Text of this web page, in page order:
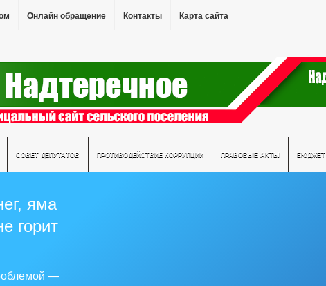
Онлайн обращение Контакты Карта сайта
СОВЕТ ДЕПУТАТОВ ПРОТИВОДЕЙСТВИЕ КОРРУПЦИИ ПРАВОВЫЕ АКТЫ БЮДЖЕТ
яма
горит
—